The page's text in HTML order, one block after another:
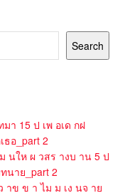
Search
า 15 ป เพ อเด กฝ
อ_part 2
นให ผ วสร างบ าน 5 ป
นาย_part 2
าข ข า ไม ม เง นจ าย